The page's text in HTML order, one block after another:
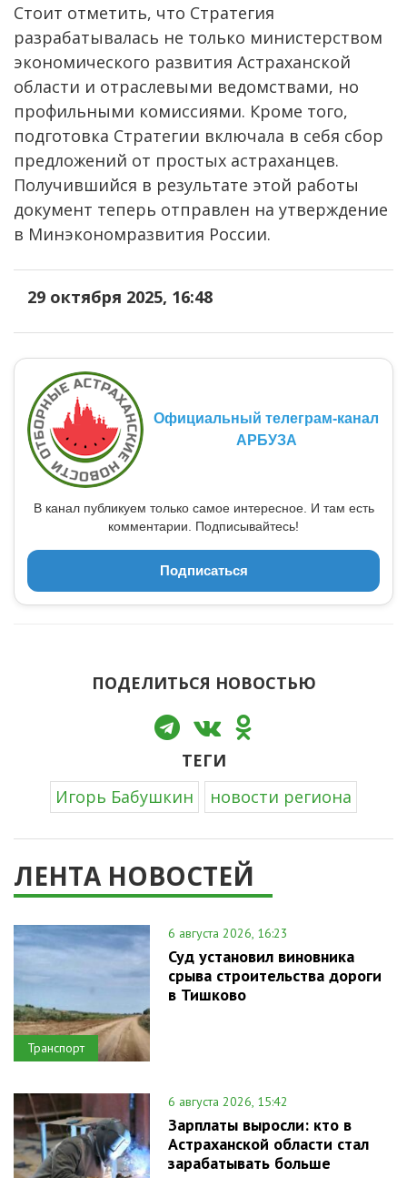
Стоит отметить, что Стратегия
разрабатывалась не только министерством
экономического развития Астраханской
области и отраслевыми ведомствами, но
профильными комиссиями. Кроме того,
подготовка Стратегии включала в себя сбор
предложений от простых астраханцев.
Получившийся в результате этой работы
документ теперь отправлен на утверждение
в Минэкономразвития России.
29 октября 2025, 16:48
Официальный телеграм-канал
АРБУЗА
В канал публикуем только самое интересное. И там есть
комментарии. Подписывайтесь!
Подписаться
ПОДЕЛИТЬСЯ НОВОСТЬЮ
ТЕГИ
Игорь Бабушкин
новости региона
ЛЕНТА НОВОСТЕЙ
Транспорт
6 августа 2026, 16:23
Суд установил виновника
срыва строительства дороги
в Тишково
6 августа 2026, 15:42
Зарплаты выросли: кто в
Астраханской области стал
зарабатывать больше